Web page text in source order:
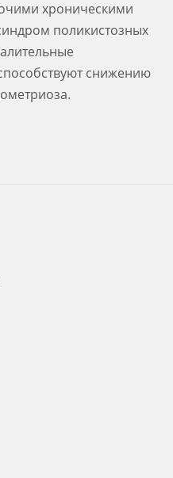
хроническими
поликистозных
снижению